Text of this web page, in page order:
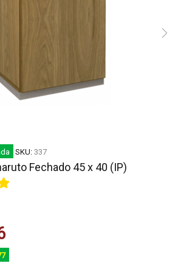
SKU: 337
Fechado 45 x 40 (IP)